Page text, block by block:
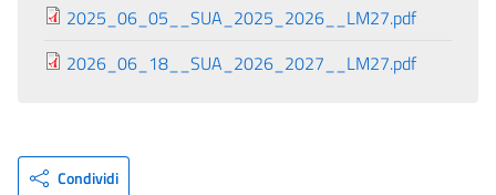
2025_06_05__SUA_2025_2026__LM27.pdf
2026_06_18__SUA_2026_2027__LM27.pdf
Condividi